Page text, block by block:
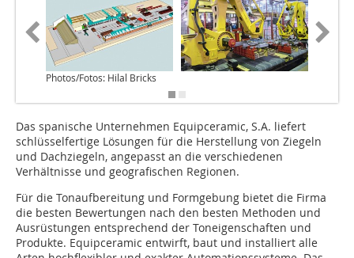
Photos/Fotos: Hilal Bricks
Das spanische Unternehmen Equipceramic, S.A. liefert
schlüsselfertige Lösungen für die Herstellung von Ziegeln
und Dachziegeln, angepasst an die verschiedenen
Verhältnisse und geografischen Regionen.
Für die Tonaufbereitung und Formgebung bietet die Firma
die besten Bewertungen nach den besten Methoden und
Ausrüstungen entsprechend der Toneigenschaften und
Produkte. Equipceramic entwirft, baut und installiert alle